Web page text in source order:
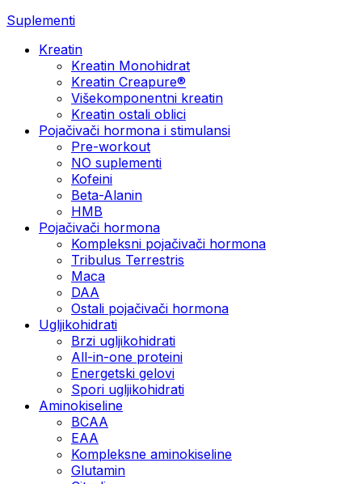
Suplementi
Kreatin
Kreatin Monohidrat
Kreatin Creapure®
Višekomponentni kreatin
Kreatin ostali oblici
Pojačivači hormona i stimulansi
Pre-workout
NO suplementi
Kofeini
Beta-Alanin
HMB
Pojačivači hormona
Kompleksni pojačivači hormona
Tribulus Terrestris
Maca
DAA
Ostali pojačivači hormona
Ugljikohidrati
Brzi ugljikohidrati
All-in-one proteini
Energetski gelovi
Spori ugljikohidrati
Aminokiseline
BCAA
EAA
Kompleksne aminokiseline
Glutamin